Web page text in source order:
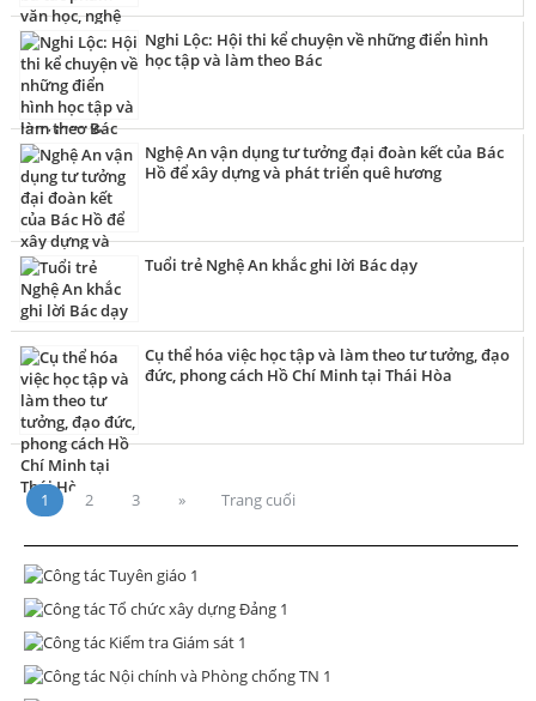
Nghi Lộc: Hội thi kể chuyện về những điển hình
học tập và làm theo Bác
Nghệ An vận dụng tư tưởng đại đoàn kết của Bác
Hồ để xây dựng và phát triển quê hương
Tuổi trẻ Nghệ An khắc ghi lời Bác dạy
Cụ thể hóa việc học tập và làm theo tư tưởng, đạo
đức, phong cách Hồ Chí Minh tại Thái Hòa
1 2 3 » Trang cuối